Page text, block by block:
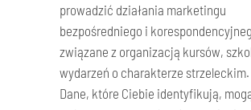
prowadzić działania marketingu
bezpośredniego i
związane z organizacją kursów,
wydarzeń o charakterze strzeleckim.
Dane, które Ciebie identyfikują,